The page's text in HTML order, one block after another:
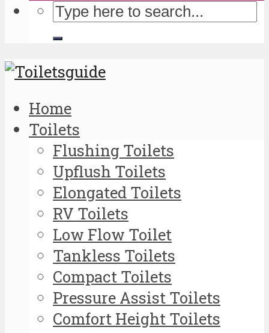
Home
Toilets
Flushing Toilets
Upflush Toilets
Elongated Toilets
RV Toilets
Low Flow Toilet
Tankless Toilets
Compact Toilets
Pressure Assist Toilets
Comfort Height Toilets